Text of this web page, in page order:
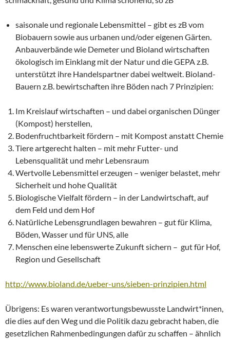
saisonale und regionale Lebensmittel – gibt es zB vom
Biobauern sowie aus urbanen und/oder eigenen Gärten.
Anbauverbände wie Demeter und Bioland wirtschaften
ökologisch im Einklang mit der Natur und die GEPA z.B.
unterstützt ihre Handelspartner dabei weltweit. Bioland-
Bauern z.B. bewirtschaften ihre Böden nach 7 Prinzipien:
Im Kreislauf wirtschaften – und dabei organischen Dünger
(Kompost) herstellen,
Bodenfruchtbarkeit fördern – mit Kompost anstatt Chemie
Tiere artgerecht halten – mit mehr Futter- und
Lebensqualität und mehr Lebensraum
Wertvolle Lebensmittel erzeugen – weniger belastet, mehr
Sicherheit und hohe Qualität
Biologische Vielfalt fördern – in der Landwirtschaft, auf
dem Feld und dem Hof
Natürliche Lebensgrundlagen bewahren – gut für Klima,
Böden, Wasser und für UNS, alle
Menschen eine lebenswerte Zukunft sichern – gut für Hof,
Region und Gesellschaft
http://www.bioland.de/ueber-uns/sieben-prinzipien.html
Übrigens: Es waren verantwortungsbewusste Landwirt*innen,
die dies auf den Weg und die Politik dazu gebracht haben, die
gesetzlichen Rahmenbedingungen dafür zu schaffen – ähnlich